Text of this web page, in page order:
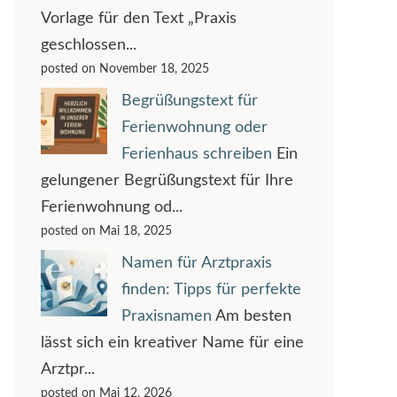
Vorlage für den Text „Praxis
geschlossen...
posted on November 18, 2025
Begrüßungstext für
Ferienwohnung oder
Ferienhaus schreiben Ein
gelungener Begrüßungstext für Ihre
Ferienwohnung od...
posted on Mai 18, 2025
Namen für Arztpraxis
finden: Tipps für perfekte
Praxisnamen Am besten
lässt sich ein kreativer Name für eine
Arztpr...
posted on Mai 12, 2026